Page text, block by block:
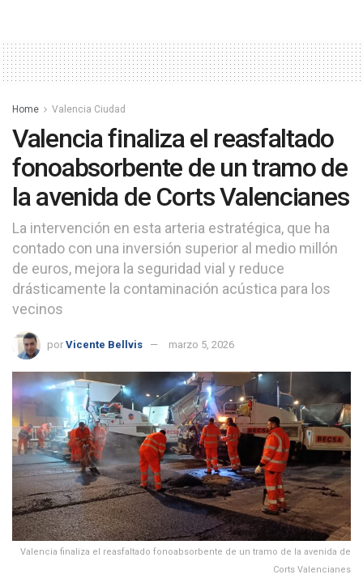
Home Valencia Ciudad
Valencia finaliza el reasfaltado
fonoabsorbente de un tramo de
la avenida de Corts Valencianes
La intervención en esta arteria estratégica, que ha
contado con una inversión superior al medio millón
de euros, mejora la seguridad vial y reduce
drásticamente la contaminación acústica para los
vecinos
por Vicente Bellvis marzo 5, 2026
Valencia finaliza el reasfaltado fonoabsorbente de un tramo de la avenida de
Corts Valencianes